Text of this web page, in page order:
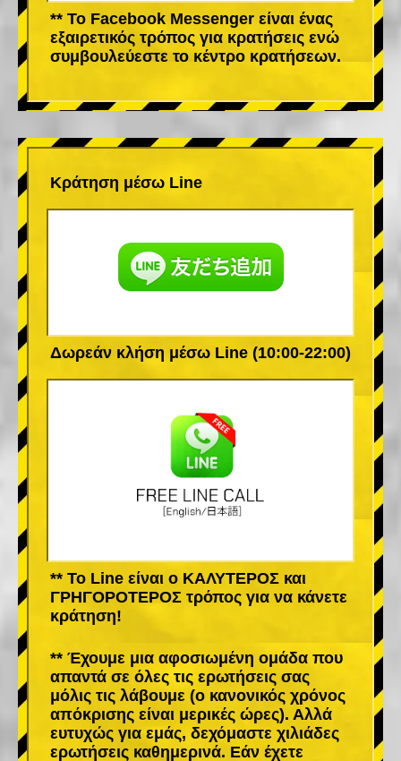
** Το Facebook Messenger είναι ένας
εξαιρετικός τρόπος για κρατήσεις ενώ
συμβουλεύεστε το κέντρο κρατήσεων.
Κράτηση μέσω Line
Δωρεάν κλήση μέσω Line (10:00-22:00)
** Το Line είναι ο ΚΑΛΥΤΕΡΟΣ και
ΓΡΗΓΟΡΟΤΕΡΟΣ τρόπος για να κάνετε
κράτηση!
** Έχουμε μια αφοσιωμένη ομάδα που
απαντά σε όλες τις ερωτήσεις σας
μόλις τις λάβουμε (ο κανονικός χρόνος
απόκρισης είναι μερικές ώρες). Αλλά
ευτυχώς για εμάς, δεχόμαστε χιλιάδες
ερωτήσεις καθημερινά. Εάν έχετε